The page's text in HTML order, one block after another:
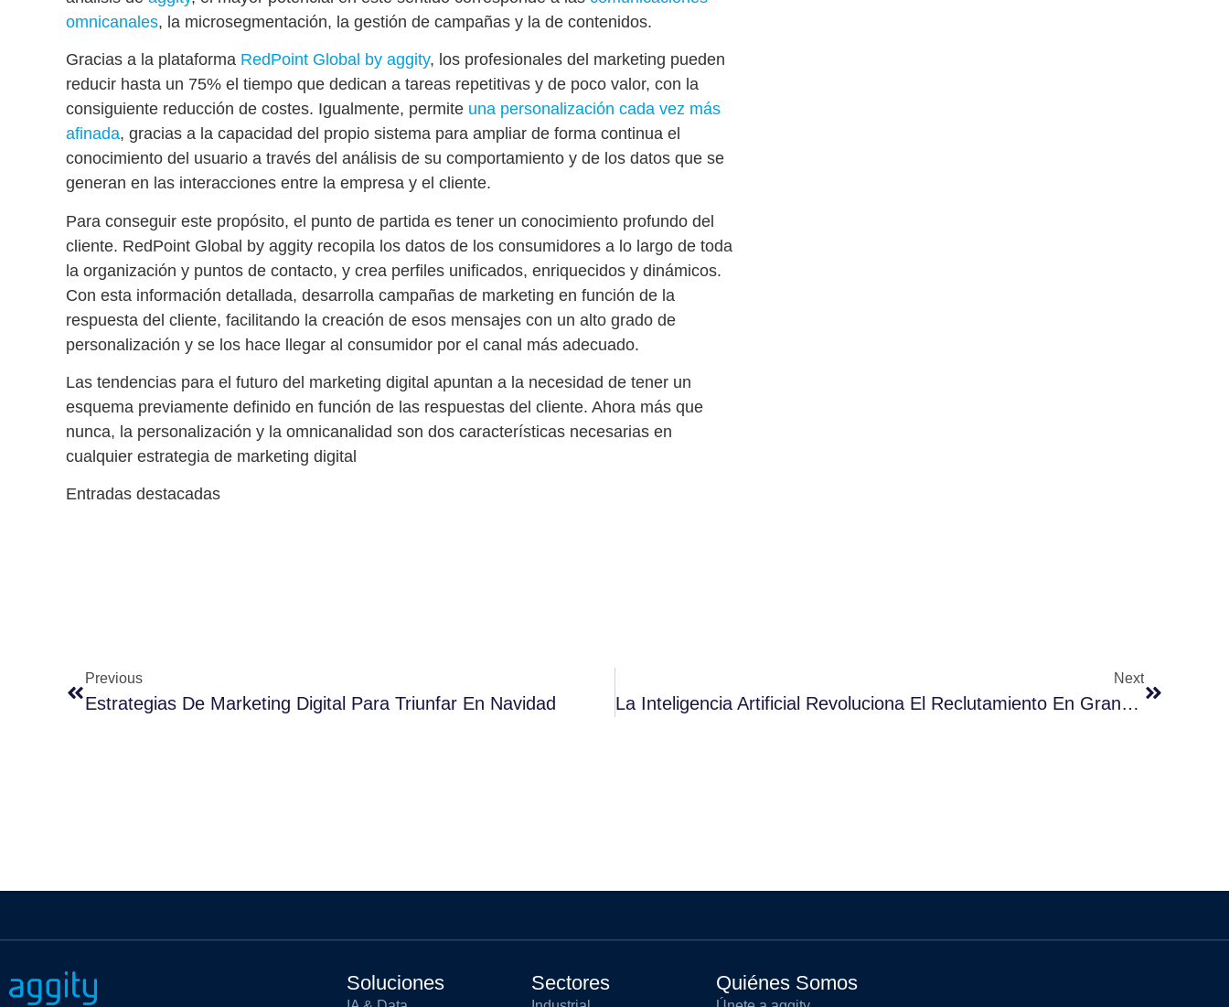
omnicanales, la microsegmentación, la gestión de campañas y la de contenidos.
Gracias a la plataforma RedPoint Global by aggity, los profesionales del marketing pueden
reducir hasta un 75% el tiempo que dedican a tareas repetitivas y de poco valor, con la
consiguiente reducción de costes. Igualmente, permite una personalización cada vez más
afinada, gracias a la capacidad del propio sistema para ampliar de forma continua el
conocimiento del usuario a través del análisis de su comportamiento y de los datos que se
generan en las interacciones entre la empresa y el cliente.
Para conseguir este propósito, el punto de partida es tener un conocimiento profundo del
cliente. RedPoint Global by aggity recopila los datos de los consumidores a lo largo de toda
la organización y puntos de contacto, y crea perfiles unificados, enriquecidos y dinámicos.
Con esta información detallada, desarrolla campañas de marketing en función de la
respuesta del cliente, facilitando la creación de esos mensajes con un alto grado de
personalización y se los hace llegar al consumidor por el canal más adecuado.
Las tendencias para el futuro del marketing digital apuntan a la necesidad de tener un
esquema previamente definido en función de las respuestas del cliente. Ahora más que
nunca, la personalización y la omnicanalidad son dos características necesarias en
cualquier estrategia de marketing digital
Entradas destacadas
Previous
Estrategias De Marketing Digital Para Triunfar En Navidad
Next
La Inteligencia Artificial Revoluciona El Reclutamiento En Grandes Empresas
Soluciones Sectores Quiénes Somos